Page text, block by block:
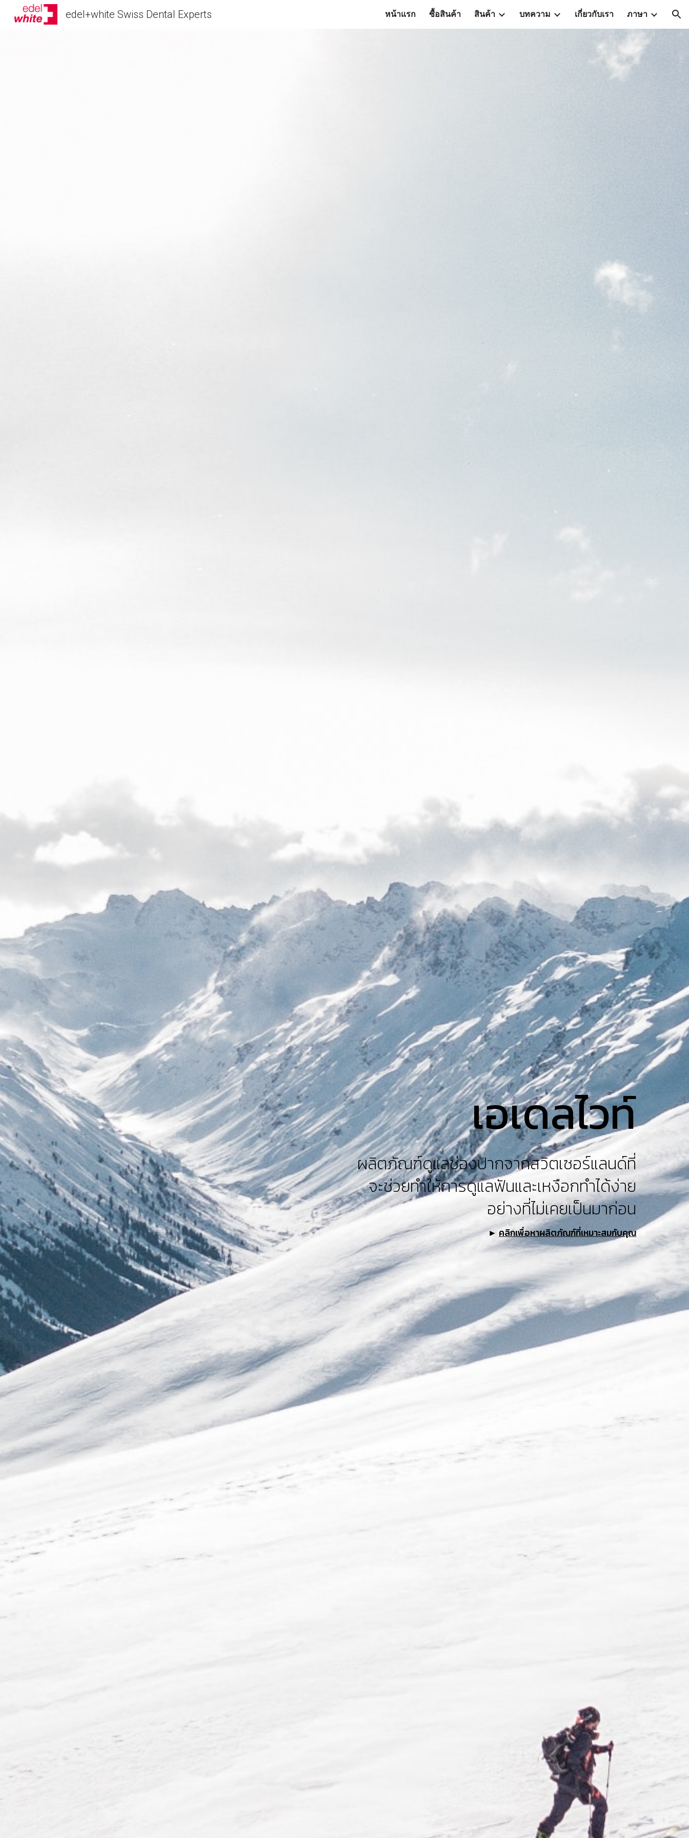
Skip to navigation
edel+white Swiss Dental Experts หน้าแรก ซื้อสินค้า สินค้า บทความ เกี่ยวกับเรา ภาษา
เอเดลไวท์
ผลิตภัณฑ์ดูแลช่องปากจากสวิตเซอร์แลนด์ที่
จะช่วยทำให้การดูแลฟันและเหงือกทำได้ง่าย
อย่างที่ไม่เคยเป็นมาก่อน
► คลิกเพื่อหาผลิตภัณฑ์ที่เหมาะสมกับคุณ